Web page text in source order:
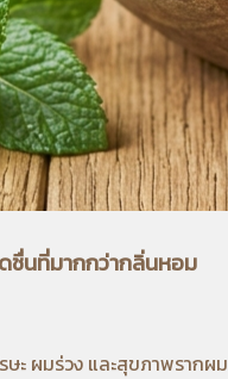
ชื่นที่มากกว่ากลิ่นหอม
ษะ ผมร่วง และสุขภาพรากผม